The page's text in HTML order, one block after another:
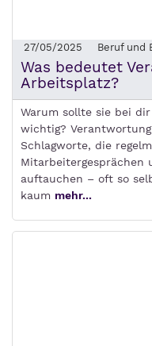
27/05/2025 Beruf und
Was bedeutet
Arbeitsplatz?
Warum sollte sie bei
wichtig?
Schlagworte, die
Mitarbeitergesprächen
auftauchen – oft so
kaum mehr...